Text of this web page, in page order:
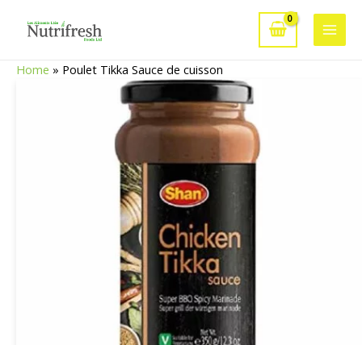
Main
Home » Poulet Tikka Sauce de cuisson